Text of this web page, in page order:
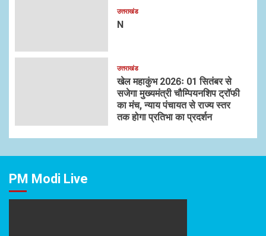
उत्तराखंड
N
उत्तराखंड
खेल महाकुंभ 2026ः 01 सितंबर से
सजेगा मुख्यमंत्री चौम्पियनशिप ट्रॉफी
का मंच, न्याय पंचायत से राज्य स्तर
तक होगा प्रतिभा का प्रदर्शन
PM Modi Live